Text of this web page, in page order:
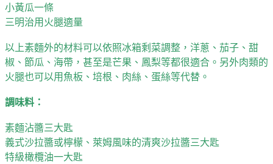
小黃瓜一條
三明治用火腿適量
以上素麵外的材料可以依照冰箱剩菜調整，洋蔥、茄子、甜
椒、節瓜、海帶，甚至是芒果、鳳梨等都很適合。另外肉類的
火腿也可以用魚板、培根、肉絲、蛋絲等代替。
調味料：
素麵沾醬三大匙
義式沙拉醬或檸檬、萊姆風味的清爽沙拉醬三大匙
特級橄欖油一大匙